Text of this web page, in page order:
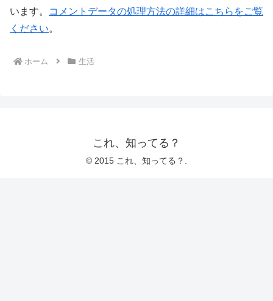
います。
コメントデータの処理方法の詳細はこちらをご覧
ください。
ホーム 生活
これ、知ってる？
© 2015 これ、知ってる？.